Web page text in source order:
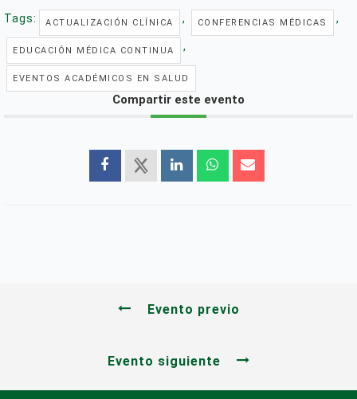
Tags: ACTUALIZACIÓN CLÍNICA , CONFERENCIAS MÉDICAS ,
EDUCACIÓN MÉDICA CONTINUA ,
EVENTOS ACADÉMICOS EN SALUD
Compartir este evento
Evento previo
Evento siguiente